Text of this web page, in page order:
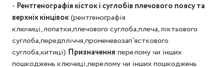
- Рентгенографія кісток і суглобів плечового поясу та
верхніх кінцівок(рентгенографія
ключиці,лопатки,плечового суглоба,плеча,ліктьового
суглоба,передпліччя,променевозап'ясткового
суглоба,китиці) Призначення:перелому чи інших
пошкоджень ключиці,перелому чи інших пошкоджень